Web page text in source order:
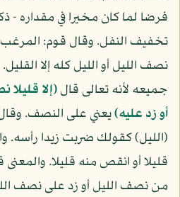
فرضا لما كان مخيرا في مقداره -
تخفيف النفل. وقال قوم: المرغب
نصف الليل أو الليل كله إلا
جميعه لأنه تعالى قال(إلا
أو زد عليه)يعني على النصف.
(الليل) كقولك ضربت زيدا رأسه.
قليلا أو انقص منه قليلا.
من نصف الليل أو زد على نصف